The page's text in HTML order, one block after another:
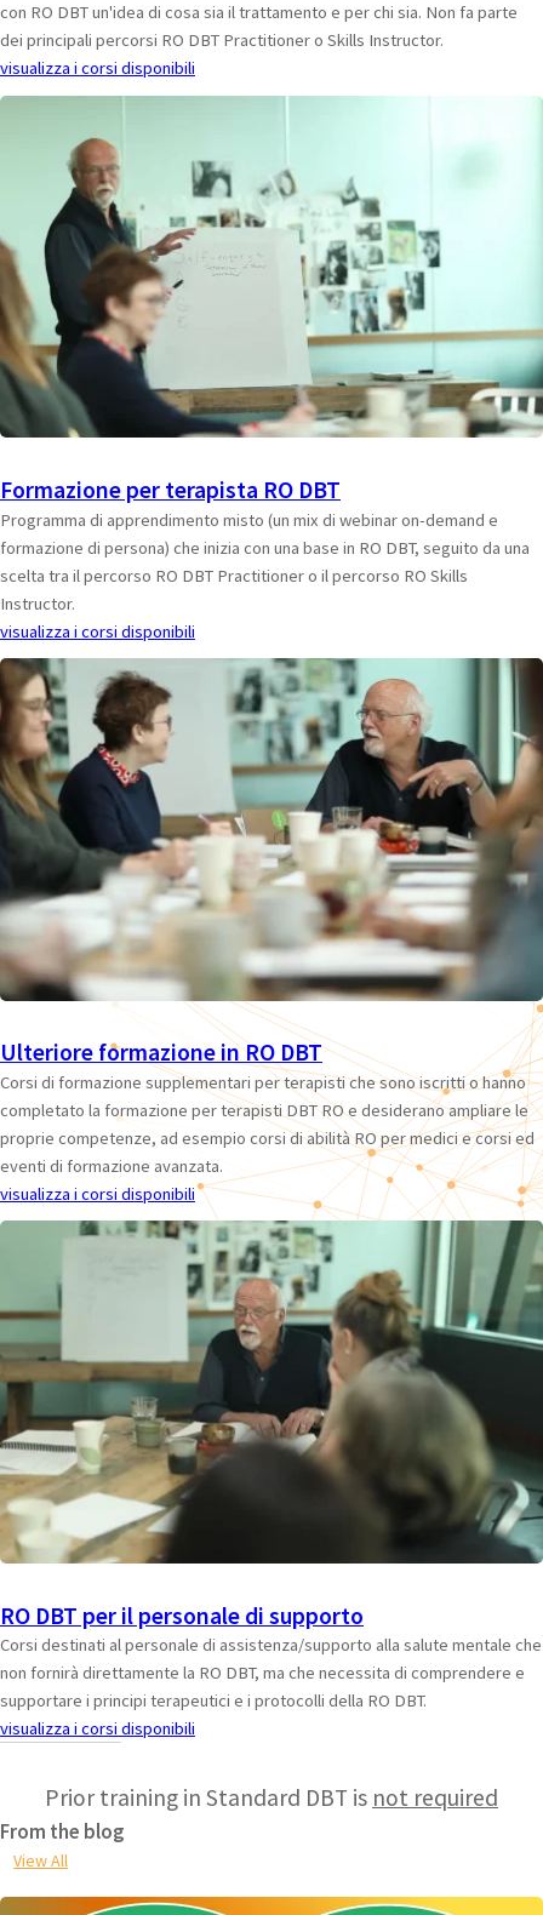
con RO DBT un'idea di cosa sia il trattamento e per chi sia. Non fa parte
dei principali percorsi RO DBT Practitioner o Skills Instructor.
visualizza i corsi disponibili
Formazione per terapista RO DBT
Programma di apprendimento misto (un mix di webinar on-demand e
formazione di persona) che inizia con una base in RO DBT, seguito da una
scelta tra il percorso RO DBT Practitioner o il percorso RO Skills
Instructor.
visualizza i corsi disponibili
Ulteriore formazione in RO DBT
Corsi di formazione supplementari per terapisti che sono iscritti o hanno
completato la formazione per terapisti DBT RO e desiderano ampliare le
proprie competenze, ad esempio corsi di abilità RO per medici e corsi ed
eventi di formazione avanzata.
visualizza i corsi disponibili
RO DBT per il personale di supporto
Corsi destinati al personale di assistenza/supporto alla salute mentale che
non fornirà direttamente la RO DBT, ma che necessita di comprendere e
supportare i principi terapeutici e i protocolli della RO DBT.
visualizza i corsi disponibili
Prior training in Standard DBT is not required
From the blog
View All